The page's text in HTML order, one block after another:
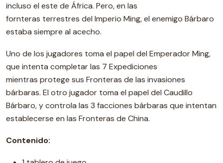
incluso el este de África. Pero, en las
fornteras terrestres del Imperio Ming, el enemigo Bárbaro
estaba siempre al acecho.
Uno de los jugadores toma el papel del Emperador Ming,
que intenta completar las 7 Expediciones
mientras protege sus Fronteras de las invasiones
bárbaras. El otro jugador toma el papel del Caudillo
Bárbaro, y controla las 3 facciones bárbaras que intentan
establecerse en las Fronteras de China.
Contenido: